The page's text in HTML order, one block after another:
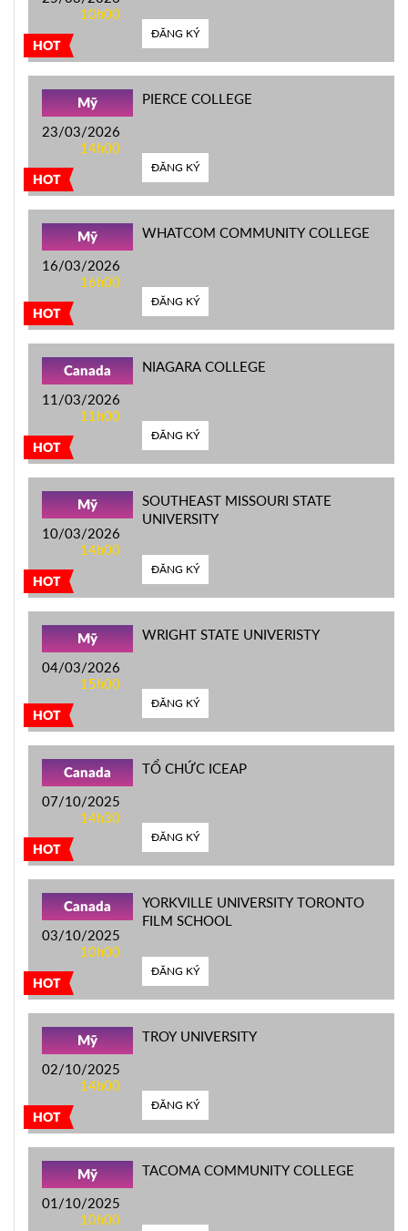
HOT
10h00
ĐĂNG KÝ
HOT
Mỹ
23/03/2026
14h00
PIERCE COLLEGE
ĐĂNG KÝ
HOT
Mỹ
16/03/2026
16h00
WHATCOM COMMUNITY COLLEGE
ĐĂNG KÝ
HOT
Canada
11/03/2026
11h00
NIAGARA COLLEGE
ĐĂNG KÝ
HOT
Mỹ
10/03/2026
14h00
SOUTHEAST MISSOURI STATE
UNIVERSITY
ĐĂNG KÝ
HOT
Mỹ
04/03/2026
15h00
WRIGHT STATE UNIVERISTY
ĐĂNG KÝ
HOT
Canada
07/10/2025
14h30
TỔ CHỨC ICEAP
ĐĂNG KÝ
HOT
Canada
03/10/2025
10h00
YORKVILLE UNIVERSITY TORONTO
FILM SCHOOL
ĐĂNG KÝ
HOT
Mỹ
02/10/2025
14h00
TROY UNIVERSITY
ĐĂNG KÝ
Mỹ
01/10/2025
10h00
TACOMA COMMUNITY COLLEGE